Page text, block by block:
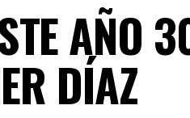
AÑO
DÍAZ